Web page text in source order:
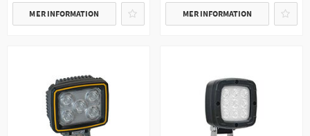
MER INFORMATION MER INFORMATION